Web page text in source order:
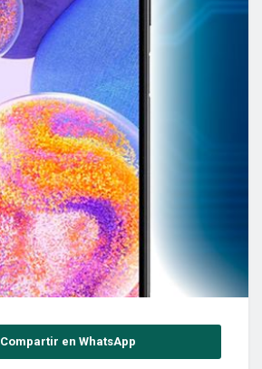
Compartir en WhatsApp